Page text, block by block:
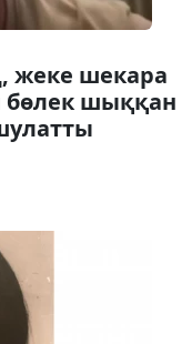
жеке шекара
бөлек шыққан